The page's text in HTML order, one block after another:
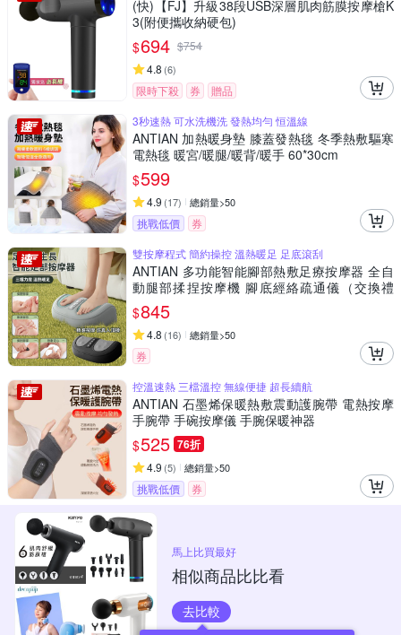
(快)【FJ】升級38段USB深層肌肉筋膜按摩槍K
3(附便攜收納硬包)
$694 $754
4.8 (6)
限時下殺 券
贈品
3秒速熱 可水洗機洗 發熱均勻 恒溫線
ANTIAN 加熱暖身墊 膝蓋發熱毯 冬季熱敷驅寒
電熱毯 暖宮/暖腿/暖背/暖手 60*30cm
$599
4.9 (17) 總銷量>50
挑戰低價
券
雙按摩程式 簡約操控 溫熱暖足 足底滾刮
ANTIAN 多功能智能腳部熱敷足療按摩器 全自
動腿部揉捏按摩機 腳底經絡疏通儀（交換禮
物）
$845
4.8 (16) 總銷量>50
券
控溫速熱 三檔溫控 無線便捷 超長續航
ANTIAN 石墨烯保暖熱敷震動護腕帶 電熱按摩
手腕帶 手碗按摩儀 手腕保暖神器
$525 76折
4.9 (5) 總銷量>50
挑戰低價 券
馬上比買最好
相似商品比比看
去比較